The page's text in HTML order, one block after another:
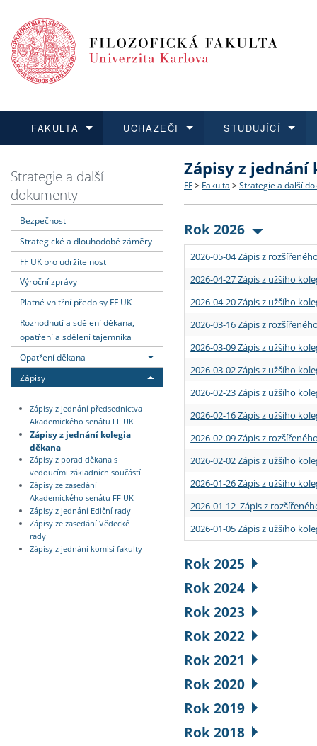
FAKULTA
Dozvědět se více
Struktura a historie
Strategie a další
Podpora a benefity pro
Absolventi fakulty
UCHAZEČI
Podat přihlášku
Co studovat a jak se
Učitelské studijní
Informace k průběhu
STUDUJÍCÍ
Dozvědět se více
Bakalářské a magisterské
Doktorské studium
Rigorózní řízení
Dozvědět se více
O vědě a výzkumu na FF
Akademické kvalifikace
Granty a projekty
Dozvědět se více
Aktuální nabídky a
Vyjíždějící studenti
Přijíždějící studenti
Vyjíždějící zaměstnanci
Strategie a další
dokumenty
Bezpečnost
Strategické a dlouhodobé záměry
FF UK pro udržitelnost
Výroční zprávy
Platné vnitřní předpisy FF UK
Rozhodnutí a sdělení děkana,
opatření a sdělení tajemníka
Opatření děkana
Zápisy
Zápisy z jednání předsednictva
Akademického senátu FF UK
Zápisy z jednání kolegia
děkana
Zápisy z porad děkana s
vedoucími základních součástí
Zápisy ze zasedání
Akademického senátu FF UK
Zápisy z jednání Ediční rady
Zápisy ze zasedání Vědecké
rady
Zápisy z jednání komisí fakulty
Zápisy z jednání
FF > Fakulta > Strategie a další
Rok 2026
2026-05-04 Zápis z
2026-04-27 Zápis z užšího
2026-04-20 Zápis z užšího
2026-03-16 Zápis z
2026-03-09 Zápis z užšího
2026-03-02 Zápis z užšího
2026-02-23 Zápis z užšího
2026-02-16 Zápis z užšího
2026-02-09 Zápis z
2026-02-02 Zápis z užšího
2026-01-26 Zápis z užšího
2026-01-12 Zápis z
2026-01-05 Zápis z užšího
Rok 2025
Rok 2024
Rok 2023
Rok 2022
Rok 2021
Rok 2020
Rok 2019
Rok 2018